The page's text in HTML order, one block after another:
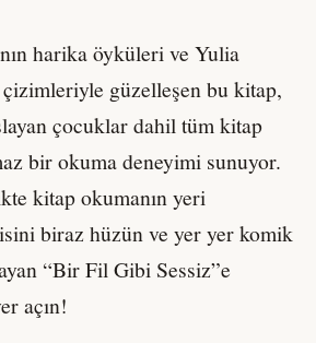
harika öyküleri ve Yulia
çizimleriyle güzelleşen bu kitap,
çocuklar dahil tüm kitap
bir okuma deneyimi sunuyor.
kitap okumanın yeri
biraz hüzün ve yer yer komik
“Bir Fil Gibi Sessiz”e
açın!